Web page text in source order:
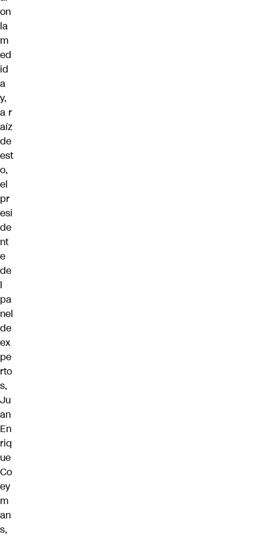
on
la
m
ed
id
a
y,
a r
aíz
de
est
o,
el
pr
esi
de
nt
e
de
l
pa
nel
de
ex
pe
rto
s,
Ju
an
En
riq
ue
Co
ey
m
an
s,